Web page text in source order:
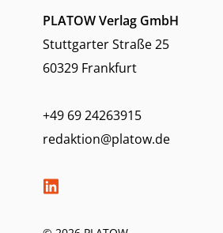
PLATOW Verlag GmbH
Stuttgarter Straße 25
60329 Frankfurt
+49 69 24263915
redaktion@platow.de